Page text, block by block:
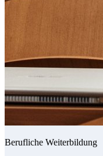
Berufliche Weiterbildung